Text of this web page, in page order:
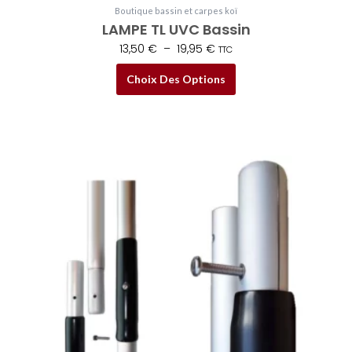
Boutique bassin et carpes koï
LAMPE TL UVC Bassin
13,50 € – 19,95 € TTC
Choix Des Options